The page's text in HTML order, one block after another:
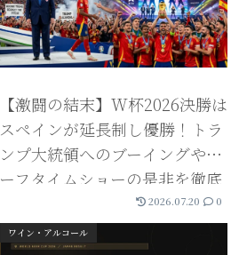
【激闘の結末】W杯2026決勝は
スペインが延長制し優勝！トラ
ンプ大統領へのブーイングやハ
ーフタイムショーの是非を徹底
2026.07.20 0
ワイン・アルコール